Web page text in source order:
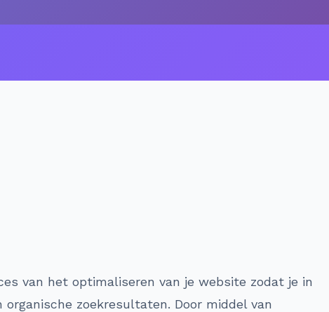
van het optimaliseren van je website zodat je in
zoekresultaten. Door middel van